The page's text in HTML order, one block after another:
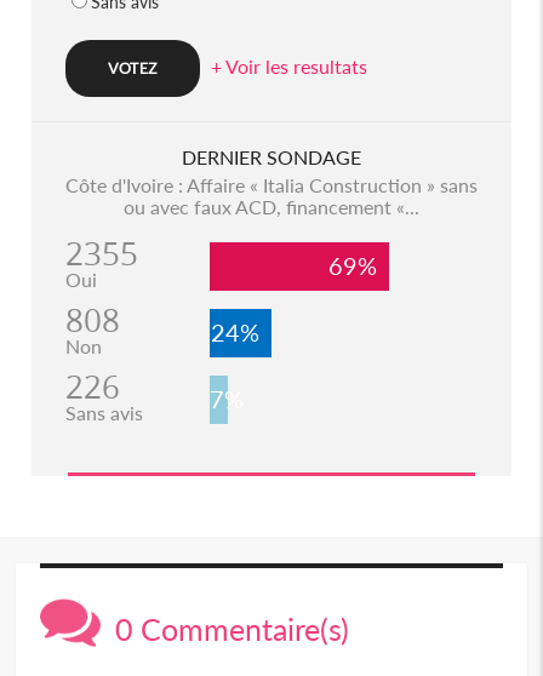
+ Voir les resultats
DERNIER SONDAGE
Côte d'Ivoire : Affaire « Italia Construction » sans
ou avec faux ACD, financement «...
2355
Oui 69%
808
Non 24%
226
Sans avis 7%
0 Commentaire(s)